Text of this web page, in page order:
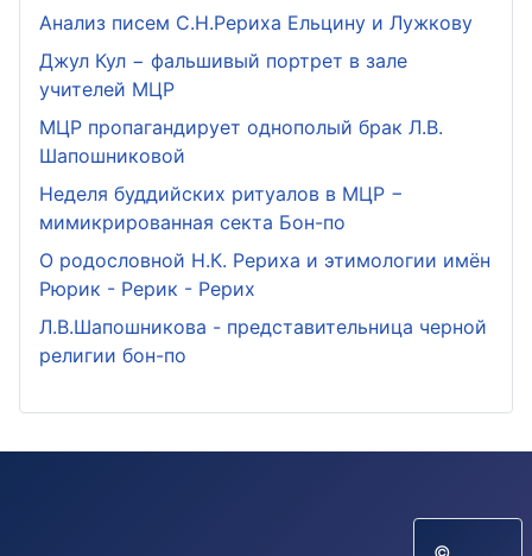
Анализ писем С.Н.Рериха Ельцину и Лужкову
Джул Кул − фальшивый портрет в зале
учителей МЦР
МЦР пропагандирует однополый брак Л.В.
Шапошниковой
Неделя буддийских ритуалов в МЦР −
мимикрированная секта Бон-по
О родословной Н.К. Рериха и этимологии имён
Рюрик - Рерик - Рерих
Л.В.Шапошникова - представительница черной
религии бон-по